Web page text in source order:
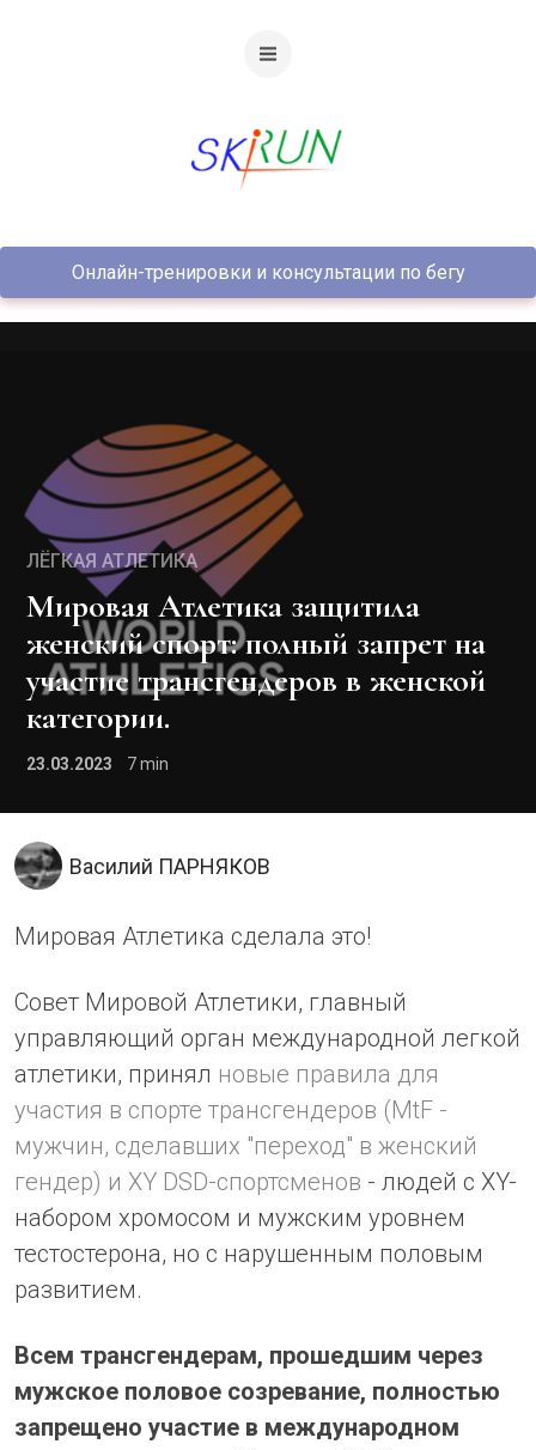
Онлайн-тренировки и консультации по бегу
ЛЁГКАЯ АТЛЕТИКА
Мировая Атлетика защитила
женский спорт: полный запрет на
участие трансгендеров в женской
категории.
23.03.2023 7
Василий ПАРНЯКОВ
Мировая Атлетика сделала это!
Совет Мировой Атлетики, главный
управляющий орган международной легкой
атлетики, принял новые правила для
участия в спорте трансгендеров (MtF -
мужчин, сделавших "переход" в женский
гендер) и XY DSD-спортсменов - людей с XY-
набором хромосом и мужским уровнем
тестостерона, но с нарушенным половым
развитием.
Всем трансгендерам, прошедшим через
мужское половое созревание, полностью
запрещено участие в международном